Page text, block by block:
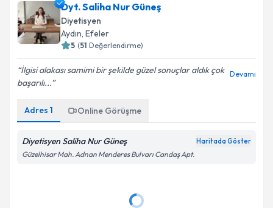
E-posta Adresiniz
Kişisel verilerimin işlenmesine ilişkinAydınlatma
Takvim Talebini Gönder
Dyt. Saliha Nur Güneş
Diyetisyen
Aydın, Efeler
5 (51 Değerlendirme)
İlgisi alakası samimi bir şekilde güzel sonuçlar aldık çok
başarılı...
Devamı
Adres 1 Online Görüşme
Diyetisyen Saliha Nur Güneş Haritada Göster
Güzelhisar Mah. Adnan Menderes Bulvarı Candaş Apt.